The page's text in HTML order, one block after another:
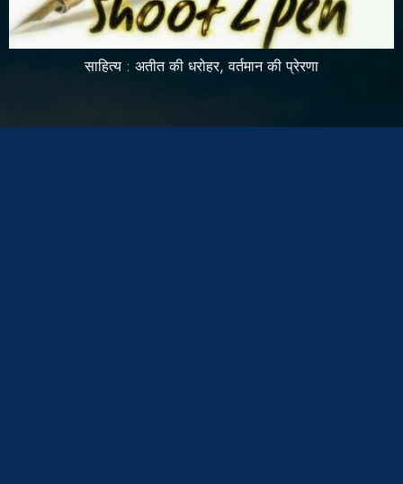
साहित्य : अतीत की धरोहर, वर्तमान की प्रेरणा